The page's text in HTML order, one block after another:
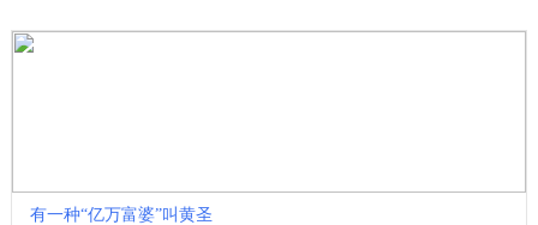
有一种“亿万富婆”叫黄圣